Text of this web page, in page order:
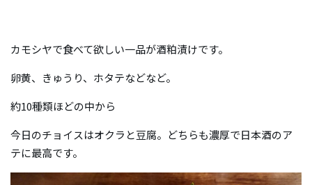
カモシヤで食べて欲しい一品が酒粕漬けです。
卵黄、きゅうり、ホタテなどなど。
約10種類ほどの中から
今日のチョイスはオクラと豆腐。どちらも濃厚で日本酒のア
テに最高です。